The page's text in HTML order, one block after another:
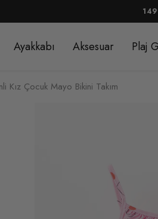
Ayakkabı Aksesuar Plaj
Kız Çocuk Mayo Bikini Takım